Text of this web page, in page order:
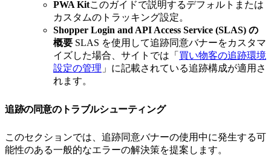
PWA Kitこのガイドで説明するデフォルトまたは
カスタムのトラッキング設定。
Shopper Login and API Access Service (SLAS) の
概要 SLAS を使用して追跡同意バナーをカスタマ
イズした場合、サイトでは「 買い物客の追跡環境
設定の管理 」に記載されている追跡構成が適用さ
れます。
追跡の同意のトラブルシューティング
このセクションでは、追跡同意バナーの使用中に発生する可
能性のある一般的なエラーの解決策を提案します。